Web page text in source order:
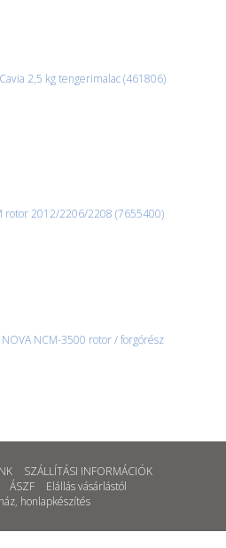
2,5 kg tengerimalac (461806)
rotor 2012/2206/2208 (7655400)
NCM-3500 rotor / forgórész
SZÁLLÍTÁSI INFORMÁCIÓK
ÁSZF
Elállás vásárlástól
, honlapkészítés